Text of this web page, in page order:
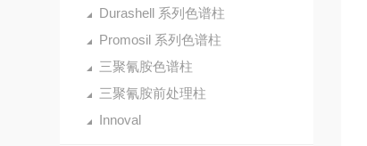
Durashell 系列色谱柱
Promosil 系列色谱柱
三聚氰胺色谱柱
三聚氰胺前处理柱
Innoval